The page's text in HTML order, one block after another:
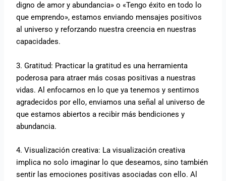
digno de amor y abundancia» o «Tengo éxito en todo lo
que emprendo», estamos enviando mensajes positivos
al universo y reforzando nuestra creencia en nuestras
capacidades.
3. Gratitud: Practicar la gratitud es una herramienta
poderosa para atraer más cosas positivas a nuestras
vidas. Al enfocarnos en lo que ya tenemos y sentirnos
agradecidos por ello, enviamos una señal al universo de
que estamos abiertos a recibir más bendiciones y
abundancia.
4. Visualización creativa: La visualización creativa
implica no solo imaginar lo que deseamos, sino también
sentir las emociones positivas asociadas con ello. Al